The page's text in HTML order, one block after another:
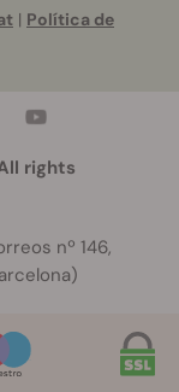
| Política de
rights
nº 146,